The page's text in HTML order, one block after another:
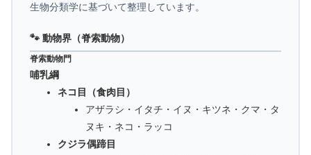
生物分類学に基づいて整理しています。
🐾 動物界（脊索動物）
脊索動物門
哺乳綱
ネコ目（食肉目）
アザラシ・イタチ・イヌ・キツネ・クマ・タ
ヌキ・ネコ・ラッコ
クジラ偶蹄目